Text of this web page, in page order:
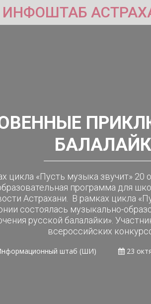
ИНФОШТАБ
цикла «Пусть музыка звучит»
программа для
Астрахани. В рамках цикла
состоялась музыкально-
русской балалайки».
всероссийских
штаб (ШИ) 23